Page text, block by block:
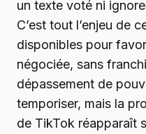
un texte voté ni
C’est tout l’enjeu de
disponibles pour
négociée, sans
dépassement de
temporiser, mais la
de TikTok réapparaît